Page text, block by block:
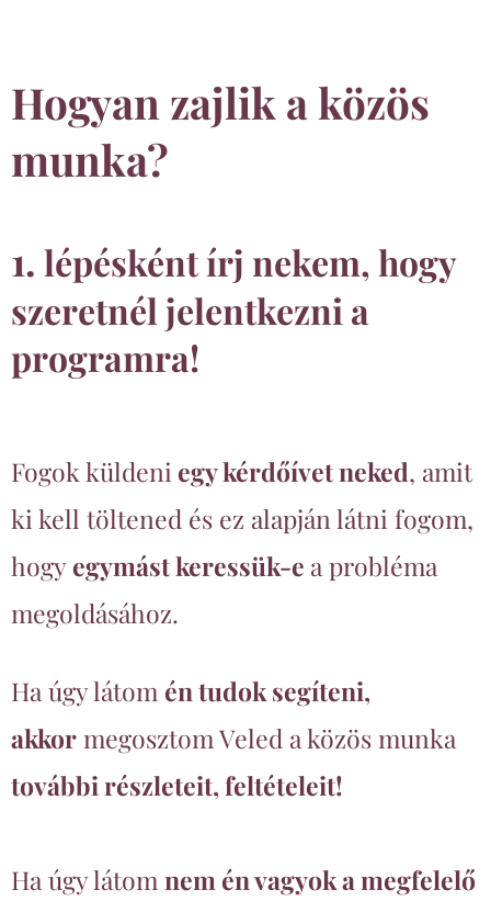
Hogyan zajlik a közös
munka?
1. lépésként írj nekem, hogy
szeretnél jelentkezni a
programra!
Fogok küldeni egy kérdőívet neked, amit
ki kell töltened és ez alapján látni fogom,
hogyegymást keressük-e a probléma
megoldásához.
Ha úgy látom én tudok segíteni,
akkormegosztom Veled a közös munka
további részleteit, feltételeit!
Ha úgy látom nem én vagyok a megfelelő